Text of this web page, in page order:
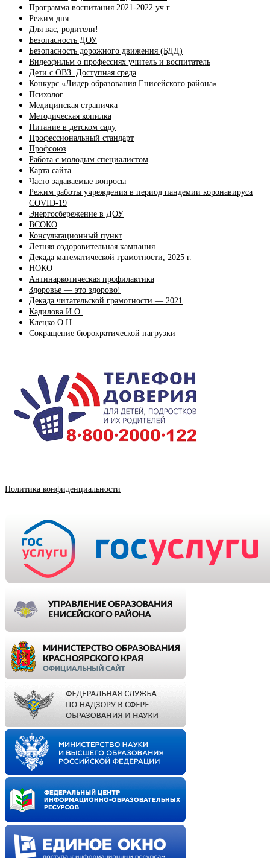
Программа воспитания 2021-2022 уч.г
Режим дня
Для вас, родители!
Безопасность ДОУ
Безопасность дорожного движения (БДД)
Видеофильм о профессиях учитель и воспитатель
Дети с ОВЗ. Доступная среда
Конкурс «Лидер образования Енисейского района»
Психолог
Медицинская страничка
Методическая копилка
Питание в детском саду
Профессиональный стандарт
Профсоюз
Работа с молодым специалистом
Карта сайта
Часто задаваемые вопросы
Режим работы учреждения в период пандемии коронавируса
COVID-19
Энергосбережение в ДОУ
ВСОКО
Консультационный пункт
Летняя оздоровительная кампания
Декада математической грамотности, 2025 г.
НОКО
Антинаркотическая профилактика
Здоровье — это здорово!
Декада читательской грамотности — 2021
Кадилова И.О.
Клецко О.Н.
Сокращение бюрократической нагрузки
Политика конфиденциальности